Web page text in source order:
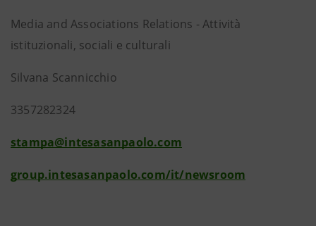
Media and Associations Relations - Attività
istituzionali, sociali e culturali
Silvana Scannicchio
3357282324
stampa@intesasanpaolo.com
group.intesasanpaolo.com/it/newsroom